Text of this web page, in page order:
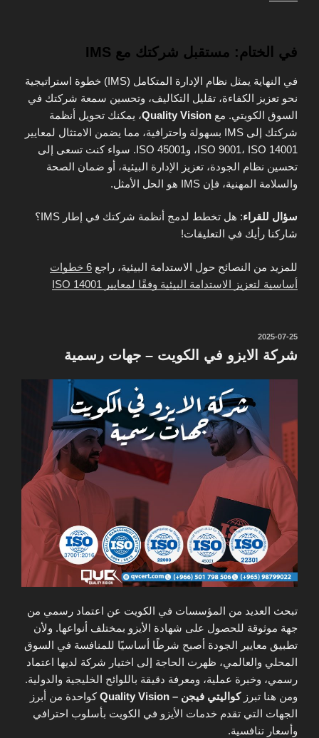
في الختام: مستقبل شركتك مع IMS
في النهاية يمثل نظام الإدارة المتكامل (IMS) خطوة استراتيجية
نحو تعزيز الكفاءة، تقليل التكاليف، وتحسين سمعة شركتك في
السوق الكويتي. مع Quality Vision، يمكنك تحويل أنظمة
شركتك إلى IMS بسهولة واحترافية، مما يضمن الامتثال لمعايير
ISO 9001، ISO 14001، وISO 45001. سواء كنت تسعى إلى
تحسين نظام الجودة، تعزيز الإدارة البيئية، أو ضمان الصحة
والسلامة المهنية، فإن IMS هو الحل الأمثل.
سؤال للقراء
: هل تخطط لدمج أنظمة شركتك في إطار IMS؟
شاركنا رأيك في التعليقات!
للمزيد من النصائح حول الاستدامة البيئية، راجع
6 خطوات
أساسية لتعزيز الاستدامة البيئية وفقًا لمعايير ISO 14001
نُشر
في
2025-07-25
شركة الايزو في الكويت – جهات رسمية
تبحث العديد من المؤسسات في الكويت عن اعتماد رسمي من
جهة موثوقة للحصول على شهادة الأيزو بمختلف أنواعها. ولأن
تطبيق معايير الجودة أصبح شرطًا أساسيًا للمنافسة في السوق
المحلي والعالمي، ظهرت الحاجة إلى اختيار شركة لديها اعتماد
رسمي، وخبرة عملية، ومعرفة دقيقة باللوائح الخليجية والدولية.
ومن هنا تبرزكواليتي فيجن – Quality Vision
كواحدة من أبرز
الجهات التي تقدم خدمات الأيزو في الكويت بأسلوب احترافي
وأسعار تنافسية.